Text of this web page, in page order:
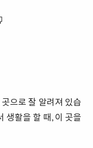
으로 잘 알려져 있습
생활을 할 때, 이 곳을